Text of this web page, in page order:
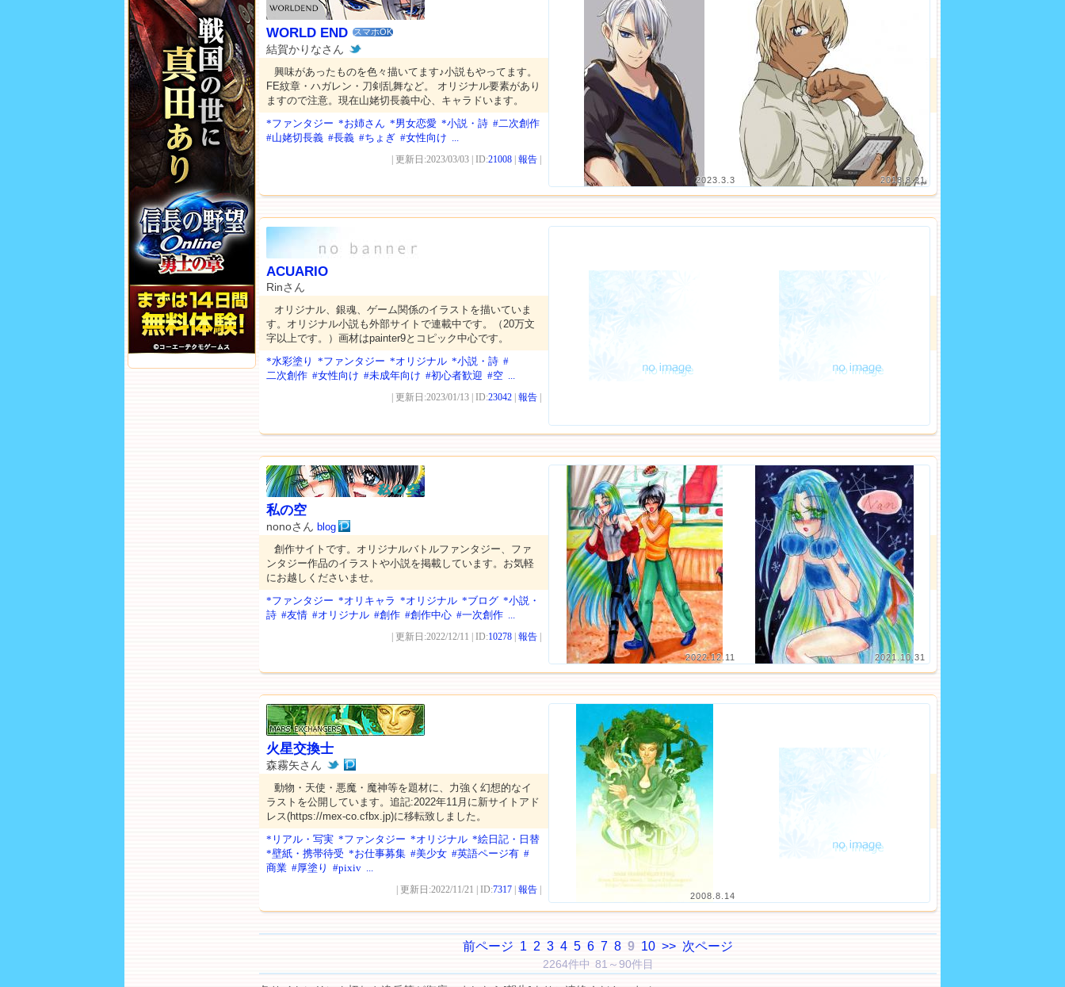
2023.3.3 2018.8.21
WORLD END スマホOK
結賀かりなさん
興味があったものを色々描いてます♪小説もやってます。
FE紋章・ハガレン・刀剣乱舞など。 オリジナル要素があり
ますので注意。現在山姥切長義中心、キャラドいます。
*ファンタジー *お姉さん *男女恋愛 *小説・詩 #二次創作
#山姥切長義 #長義 #ちょぎ #女性向け ...
| 更新日:2023/03/03 | ID:21008 報告
ACUARIO
Rinさん
オリジナル、銀魂、ゲーム関係のイラストを描いていま
す。オリジナル小説も外部サイトで連載中です。（20万文
字以上です。）画材はpainter9とコピック中心です。
*水彩塗り *ファンタジー *オリジナル *小説・詩 #
二次創作 #女性向け #未成年向け #初心者歓迎 #空 ...
| 更新日:2023/01/13 | ID:23042 報告
2022.12.11 2021.10.31
私の空
nonoさん blog
創作サイトです。オリジナルバトルファンタジー、ファ
ンタジー作品のイラストや小説を掲載しています。お気軽
にお越しくださいませ。
*ファンタジー *オリキャラ *オリジナル *ブログ *小説・
詩 #友情 #オリジナル #創作 #創作中心 #一次創作 ...
| 更新日:2022/12/11 | ID:10278 報告
2008.8.14
火星交換士
森霧矢さん
動物・天使・悪魔・魔神等を題材に、力強く幻想的なイ
ラストを公開しています。追記:2022年11月に新サイトアド
レス(https://mex-co.cfbx.jp)に移転致しました。
*リアル・写実 *ファンタジー *オリジナル *絵日記・日替
*壁紙・携帯待受 *お仕事募集 #美少女 #英語ページ有 #
商業 #厚塗り #pixiv ...
| 更新日:2022/11/21 | ID:7317 報告
前ページ 1 2 3 4 5 6 7 8 9 10 >> 次ページ
2264件中 81～90件目